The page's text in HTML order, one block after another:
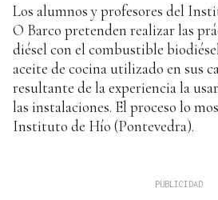
Los alumnos y profesores del
O Barco pretenden realizar las
diésel con el combustible
aceite de cocina utilizado en sus
resultante de la experiencia la
las instalaciones. El proceso lo
Instituto de Hío (Pontevedra).